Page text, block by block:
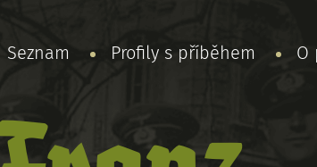
Seznam Profily s příběhem O